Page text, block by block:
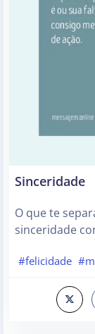
Sinceridade
O que te
sinceridade
#felicidade